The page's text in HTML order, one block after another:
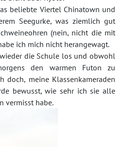
beliebte Viertel Chinatown und
Seegurke, was ziemlich gut
(nein, nicht die mit
ich mich nicht herangewagt.
die Schule los und obwohl
den warmen Futon zu
doch, meine Klassenkameraden
bewusst, wie sehr ich sie alle
vermisst habe.